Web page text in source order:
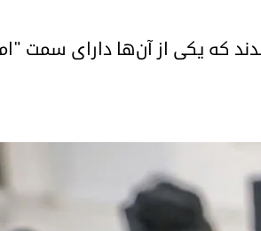
که یکی از آن‌ها دارای سمت